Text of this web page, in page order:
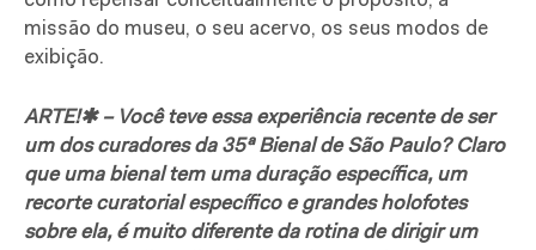
missão do museu, o seu acervo, os seus modos de
exibição.
ARTE!✱ – Você teve essa experiência recente de ser
um dos curadores da 35ª Bienal de São Paulo? Claro
que uma bienal tem uma duração específica, um
recorte curatorial específico e grandes holofotes
sobre ela, é muito diferente da rotina de dirigir um